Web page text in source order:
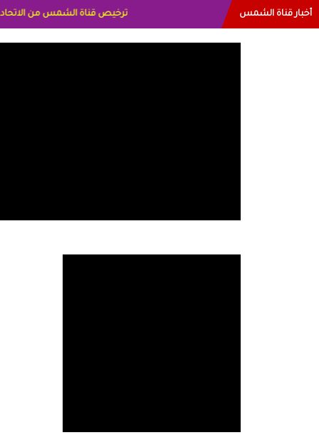
أخبار قناة الشمس